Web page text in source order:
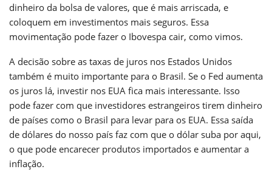
dinheiro da bolsa de valores, que é mais arriscada, e
coloquem em investimentos mais seguros. Essa
movimentação pode fazer o Ibovespa cair, como vimos.
A decisão sobre as taxas de juros nos Estados Unidos
também é muito importante para o Brasil. Se o Fed aumenta
os juros lá, investir nos EUA fica mais interessante. Isso
pode fazer com que investidores estrangeiros tirem dinheiro
de países como o Brasil para levar para os EUA. Essa saída
de dólares do nosso país faz com que o dólar suba por aqui,
o que pode encarecer produtos importados e aumentar a
inflação.